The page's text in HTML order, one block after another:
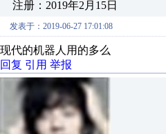
注册：2019年2月15日
发表于：2019-06-27 17:01:08
现代的机器人用的多么
回复 引用 举报